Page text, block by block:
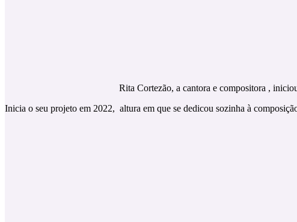
Rita Cortezão, a cantora e compositora ,
Inicia o seu projeto em 2022, altura em que se dedicou sozinha à